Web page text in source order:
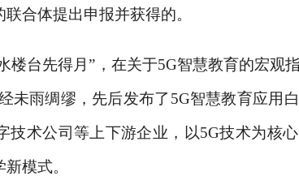
合体提出申报并获得的。
楼台先得月”，在关于5G智慧教育的宏观
未雨绸缪，先后发布了5G智慧教育应用
技术公司等上下游企业，以5G技术为核
模式。